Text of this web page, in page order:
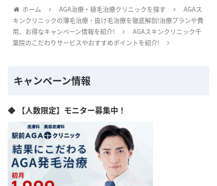
ホーム
AGA治療・植毛治療クリニックを探す
AGAス
キンクリニックの薄毛治療・抜け毛治療を徹底解剖!治療プランや費
用、お得なキャンペーン情報を紹介!
AGAスキンクリニック千
葉院のこだわりサービスやおすすめポイントを紹介!
キャンペーン情報
◆ 【人数限定】モニター募集中！